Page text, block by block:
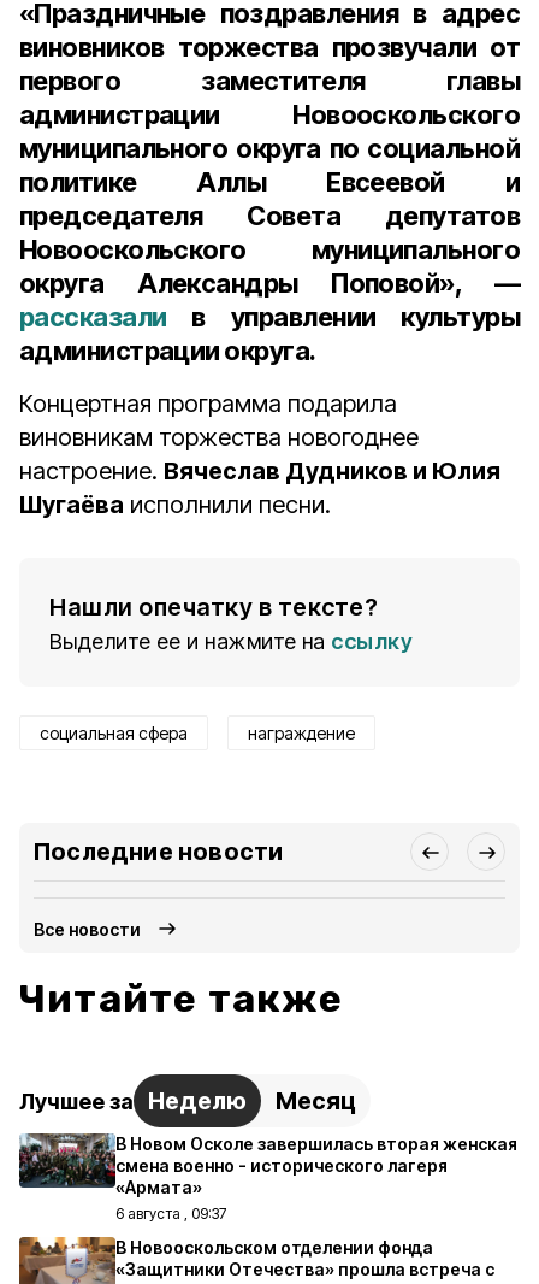
«Праздничные поздравления в адрес
виновников торжества прозвучали от
первого заместителя главы
администрации Новооскольского
муниципального округа по социальной
политике Аллы Евсеевой и
председателя Совета депутатов
Новооскольского муниципального
округа Александры Поповой», —
рассказали в управлении культуры
администрации округа.
Концертная программа подарила
виновникам торжества новогоднее
настроение. Вячеслав Дудников и Юлия
Шугаёва исполнили песни.
Нашли опечатку в тексте?
Выделите ее и нажмите на ссылку
социальная сфера награждение
Последние новости
Все новости
Читайте также
Лучшее за Неделю Месяц
В Новом Осколе завершилась вторая женская
смена военно - исторического лагеря
«Армата»
6 августа , 09:37
В Новооскольском отделении фонда
«Защитники Отечества» прошла встреча с